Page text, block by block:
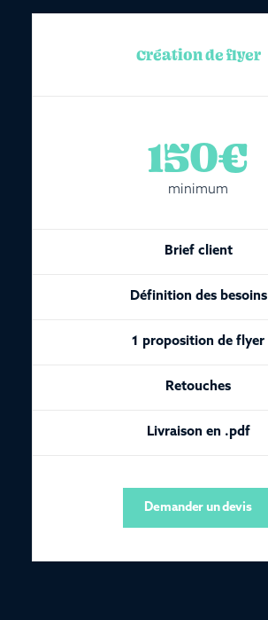
Création de flyer
150€
minimum
Brief client
Définition des besoins
1 proposition de flyer
Retouches
Livraison en .pdf
Demander un devis